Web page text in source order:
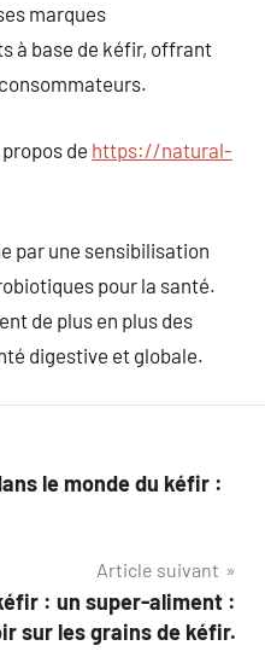
marques
à base de kéfir, offrant
de https://natural-
par une sensibilisation
pour la santé.
de plus en plus des
digestive et globale.
le monde du kéfir :
Article suivant
: un super-aliment :
sur les grains de kéfir.